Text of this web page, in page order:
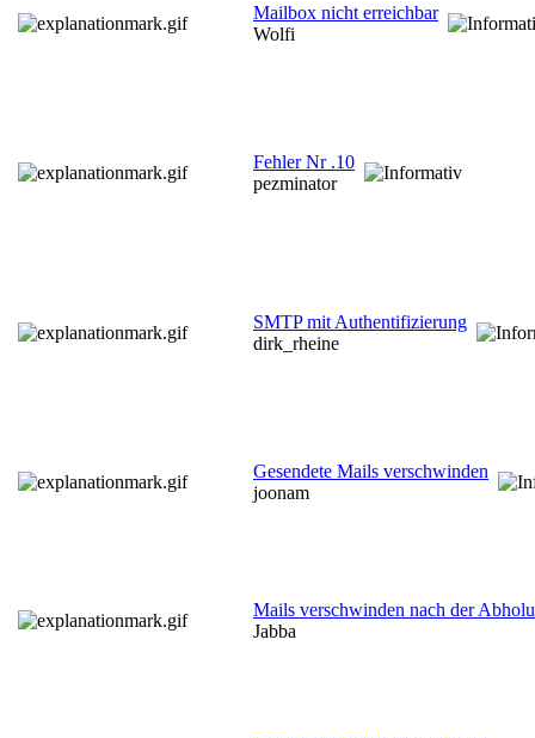
Mailbox nicht erreichbar
Wolfi
Fehler Nr .10
pezminator
SMTP mit Authentifizierung
dirk_rheine
Gesendete Mails verschwinden
joonam
Mails verschwinden nach der
Jabba